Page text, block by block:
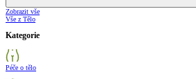
Zobrazit vše
Vše z Tělo
Kategorie
Péče o tělo